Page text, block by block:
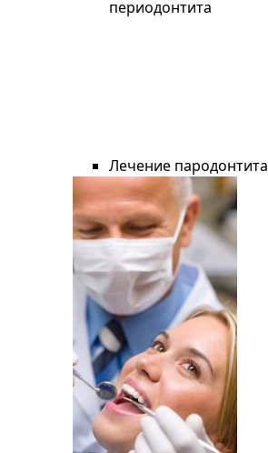
периодонтита
Лечение пародонтита